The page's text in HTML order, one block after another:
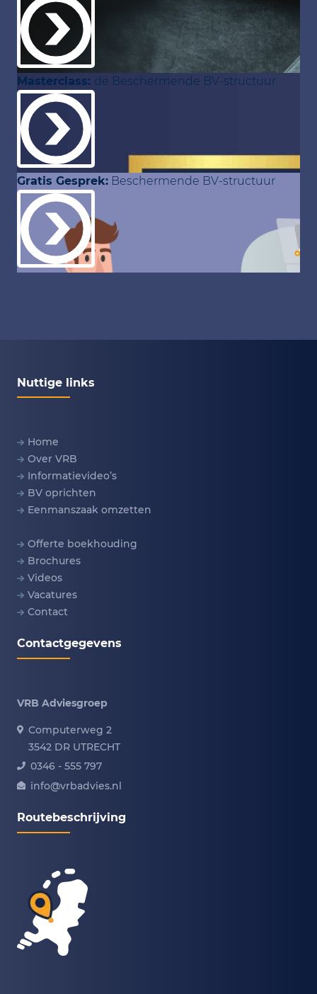
Masterclass: de Beschermende BV-structuur
Gratis Gesprek: Beschermende BV-structuur
Nuttige links
Home
Over VRB
Informatievideo’s
BV oprichten
Eenmanszaak omzetten
Offerte boekhouding
Brochures
Videos
Vacatures
Contact
Contactgegevens
VRB Adviesgroep
Computerweg 2
3542 DR UTRECHT
0346 - 555 797
info@vrbadvies.nl
Routebeschrijving